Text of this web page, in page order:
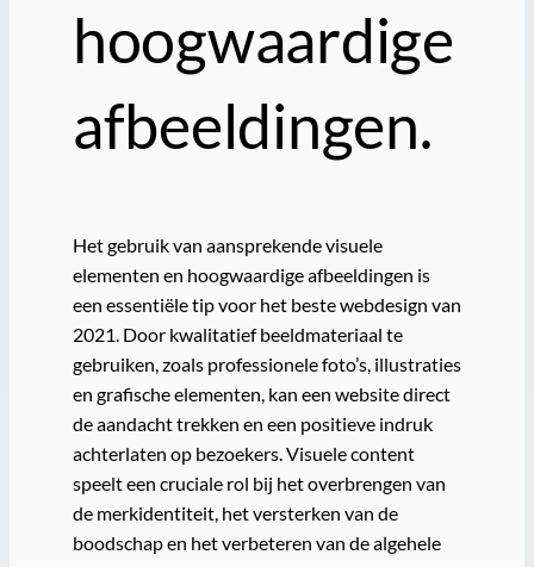
hoogwaardige
afbeeldingen.
Het gebruik van aansprekende visuele
elementen en hoogwaardige afbeeldingen is
een essentiële tip voor het beste webdesign van
2021. Door kwalitatief beeldmateriaal te
gebruiken, zoals professionele foto’s, illustraties
en grafische elementen, kan een website direct
de aandacht trekken en een positieve indruk
achterlaten op bezoekers. Visuele content
speelt een cruciale rol bij het overbrengen van
de merkidentiteit, het versterken van de
boodschap en het verbeteren van de algehele